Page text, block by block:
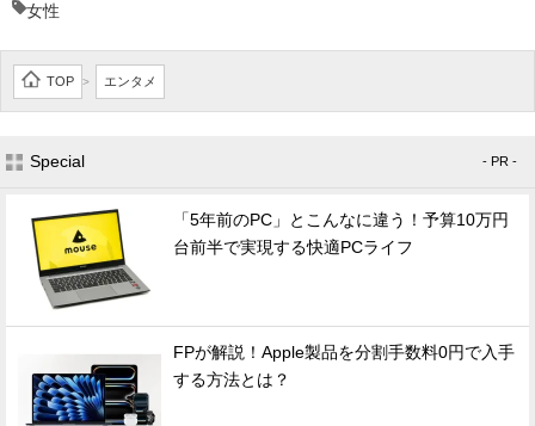
女性
TOP > エンタメ
Special - PR -
「5年前のPC」とこんなに違う！予算10万円
台前半で実現する快適PCライフ
FPが解説！Apple製品を分割手数料0円で入手
する方法とは？